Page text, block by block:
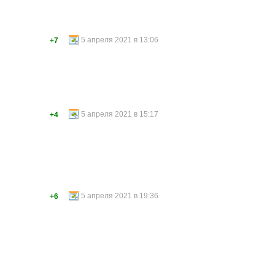
5 апреля 2021 в 13:06
+7
5 апреля 2021 в 15:17
+4
5 апреля 2021 в 19:36
+6